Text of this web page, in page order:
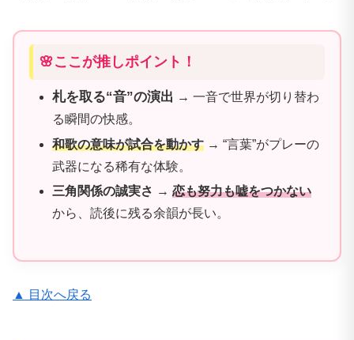
🌸ここが推しポイント！
札を取る“音”の演出 → 一音で世界が切り替わ
る瞬間の快感。
和歌の意味が試合を動かす → “言葉”がプレーの
武器になる稀有な体験。
三角関係の誠実さ →恋も努力も嘘をつかない
から、読後に残る余韻が長い。
▲ 目次へ戻る